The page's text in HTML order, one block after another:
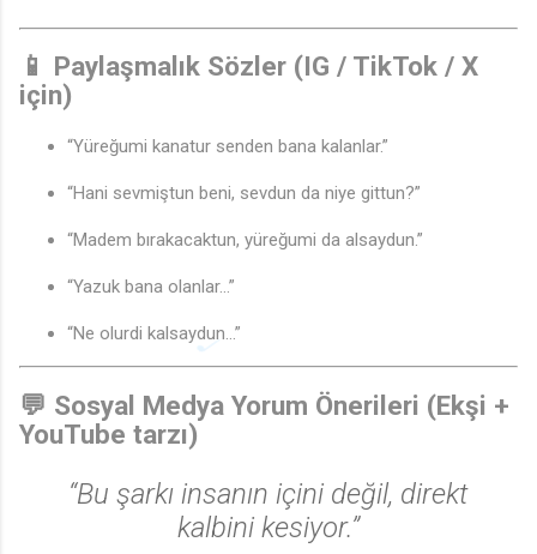
📱 Paylaşmalık Sözler (IG / TikTok / X
için)
“Yüreğumi kanatur senden bana kalanlar.”
“Hani sevmiştun beni, sevdun da niye gittun?”
“Madem bırakacaktun, yüreğumi da alsaydun.”
“Yazuk bana olanlar…”
“Ne olurdi kalsaydun…”
💬 Sosyal Medya Yorum Önerileri (Ekşi +
YouTube tarzı)
“Bu şarkı insanın içini değil, direkt
kalbini kesiyor.”